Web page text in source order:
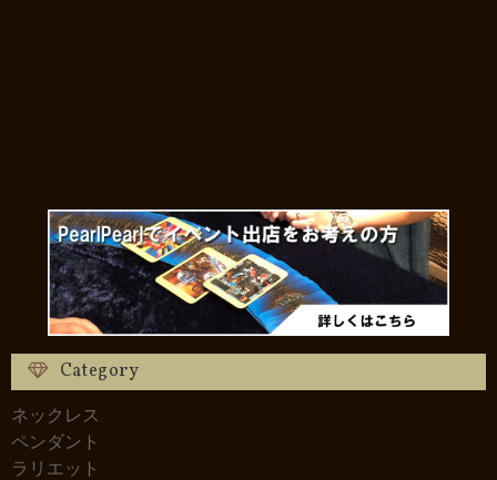
Category
ネックレス
ペンダント
ラリエット